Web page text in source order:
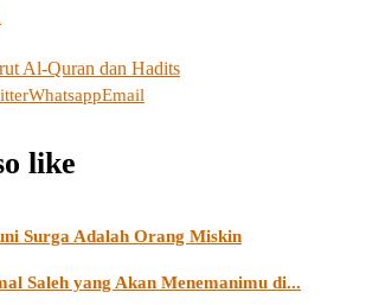
Al-Quran dan Hadits
WhatsappEmail
like
Surga Adalah Orang Miskin
Saleh yang Akan Menemanimu di...